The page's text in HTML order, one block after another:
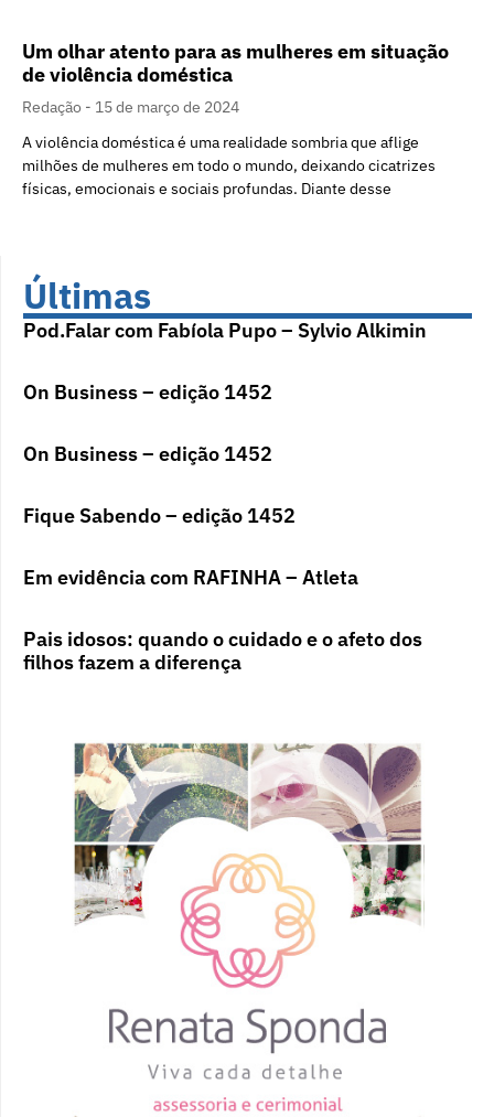
Um olhar atento para as mulheres em situação
de violência doméstica
Redação
15 de março de 2024
A violência doméstica é uma realidade sombria que aflige
milhões de mulheres em todo o mundo, deixando cicatrizes
físicas, emocionais e sociais profundas. Diante desse
Últimas
Pod.Falar com Fabíola Pupo – Sylvio Alkimin
On Business – edição 1452
On Business – edição 1452
Fique Sabendo – edição 1452
Em evidência com RAFINHA – Atleta
Pais idosos: quando o cuidado e o afeto dos
filhos fazem a diferença